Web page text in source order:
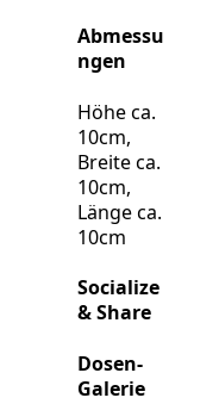
Abmessu
ngen
Höhe ca.
10cm,
Breite ca.
10cm,
Länge ca.
10cm
Socialize
& Share
Dosen-
Galerie